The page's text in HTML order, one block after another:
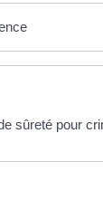
sûreté pour